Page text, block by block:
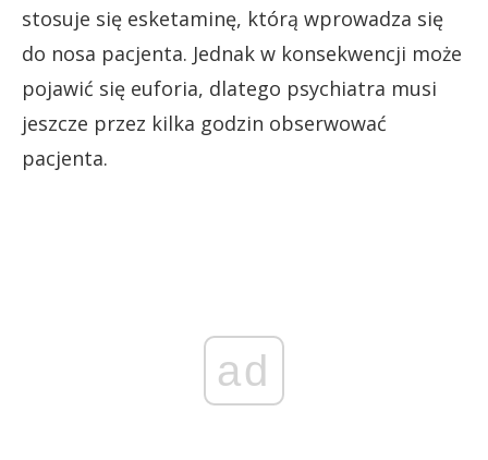
stosuje się esketaminę, którą wprowadza się
do nosa pacjenta. Jednak w konsekwencji może
pojawić się euforia, dlatego psychiatra musi
jeszcze przez kilka godzin obserwować
pacjenta.
ad